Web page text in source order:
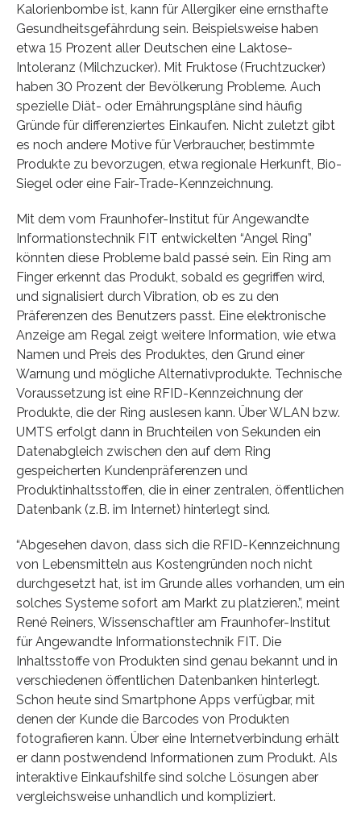
Kalorienbombe ist, kann für Allergiker eine ernsthafte
Gesundheitsgefährdung sein. Beispielsweise haben
etwa 15 Prozent aller Deutschen eine Laktose-
Intoleranz (Milchzucker). Mit Fruktose (Fruchtzucker)
haben 30 Prozent der Bevölkerung Probleme. Auch
spezielle Diät- oder Ernährungspläne sind häufig
Gründe für differenziertes Einkaufen. Nicht zuletzt gibt
es noch andere Motive für Verbraucher, bestimmte
Produkte zu bevorzugen, etwa regionale Herkunft, Bio-
Siegel oder eine Fair-Trade-Kennzeichnung.
Mit dem vom Fraunhofer-Institut für Angewandte
Informationstechnik FIT entwickelten “Angel Ring”
könnten diese Probleme bald passé sein. Ein Ring am
Finger erkennt das Produkt, sobald es gegriffen wird,
und signalisiert durch Vibration, ob es zu den
Präferenzen des Benutzers passt. Eine elektronische
Anzeige am Regal zeigt weitere Information, wie etwa
Namen und Preis des Produktes, den Grund einer
Warnung und mögliche Alternativprodukte. Technische
Voraussetzung ist eine RFID-Kennzeichnung der
Produkte, die der Ring auslesen kann. Über WLAN bzw.
UMTS erfolgt dann in Bruchteilen von Sekunden ein
Datenabgleich zwischen den auf dem Ring
gespeicherten Kundenpräferenzen und
Produktinhaltsstoffen, die in einer zentralen, öffentlichen
Datenbank (z.B. im Internet) hinterlegt sind.
“Abgesehen davon, dass sich die RFID-Kennzeichnung
von Lebensmitteln aus Kostengründen noch nicht
durchgesetzt hat, ist im Grunde alles vorhanden, um ein
solches Systeme sofort am Markt zu platzieren.”, meint
René Reiners, Wissenschaftler am Fraunhofer-Institut
für Angewandte Informationstechnik FIT. Die
Inhaltsstoffe von Produkten sind genau bekannt und in
verschiedenen öffentlichen Datenbanken hinterlegt.
Schon heute sind Smartphone Apps verfügbar, mit
denen der Kunde die Barcodes von Produkten
fotografieren kann. Über eine Internetverbindung erhält
er dann postwendend Informationen zum Produkt. Als
interaktive Einkaufshilfe sind solche Lösungen aber
vergleichsweise unhandlich und kompliziert.